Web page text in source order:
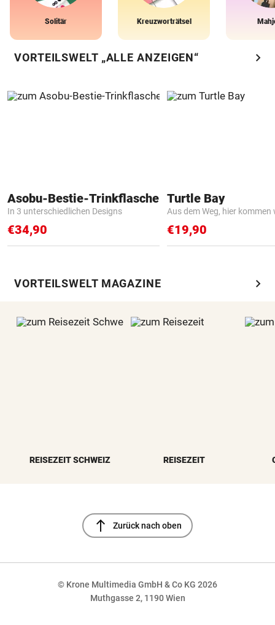
Solitär Kreuzworträtsel
VORTEILSWELT „ALLE ANZEIGEN“ chevron_right
Asobu-Bestie-Trinkflasche
In 3 unterschiedlichen Designs
€34,90
Turtle Bay
Aus dem Weg, hier kommen
€19,90
VORTEILSWELT MAGAZINE chevron_right
REISEZEIT SCHWEIZ REISEZEIT
north Zurück nach oben
© Krone Multimedia GmbH & Co KG 2026
Muthgasse 2, 1190 Wien